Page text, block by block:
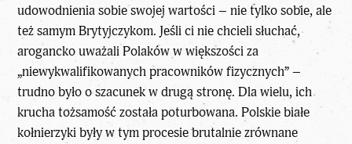
udowodnienia sobie swojej wartości – nie tylko sobie, ale
też samym Brytyjczykom. Jeśli ci nie chcieli słuchać,
arogancko uważali Polaków w większości za
„niewykwalifikowanych pracowników fizycznych” –
trudno było o szacunek w drugą stronę. Dla wielu, ich
krucha tożsamość została poturbowana. Polskie białe
kołnierzyki były w tym procesie brutalnie zrównane